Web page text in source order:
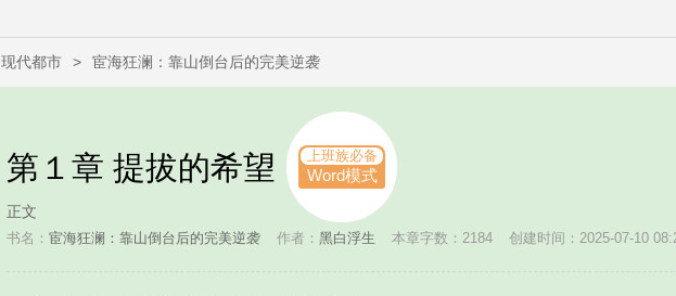
现代都市 > 宦海狂澜：靠山倒台后的完美逆袭
第１章 提拔的希望 上班族必备
Word模式
正文
书名： 宦海狂澜：靠山倒台后的完美逆袭 作者： 黑白浮生 本章字数：2184 创建时间：2025-07-10